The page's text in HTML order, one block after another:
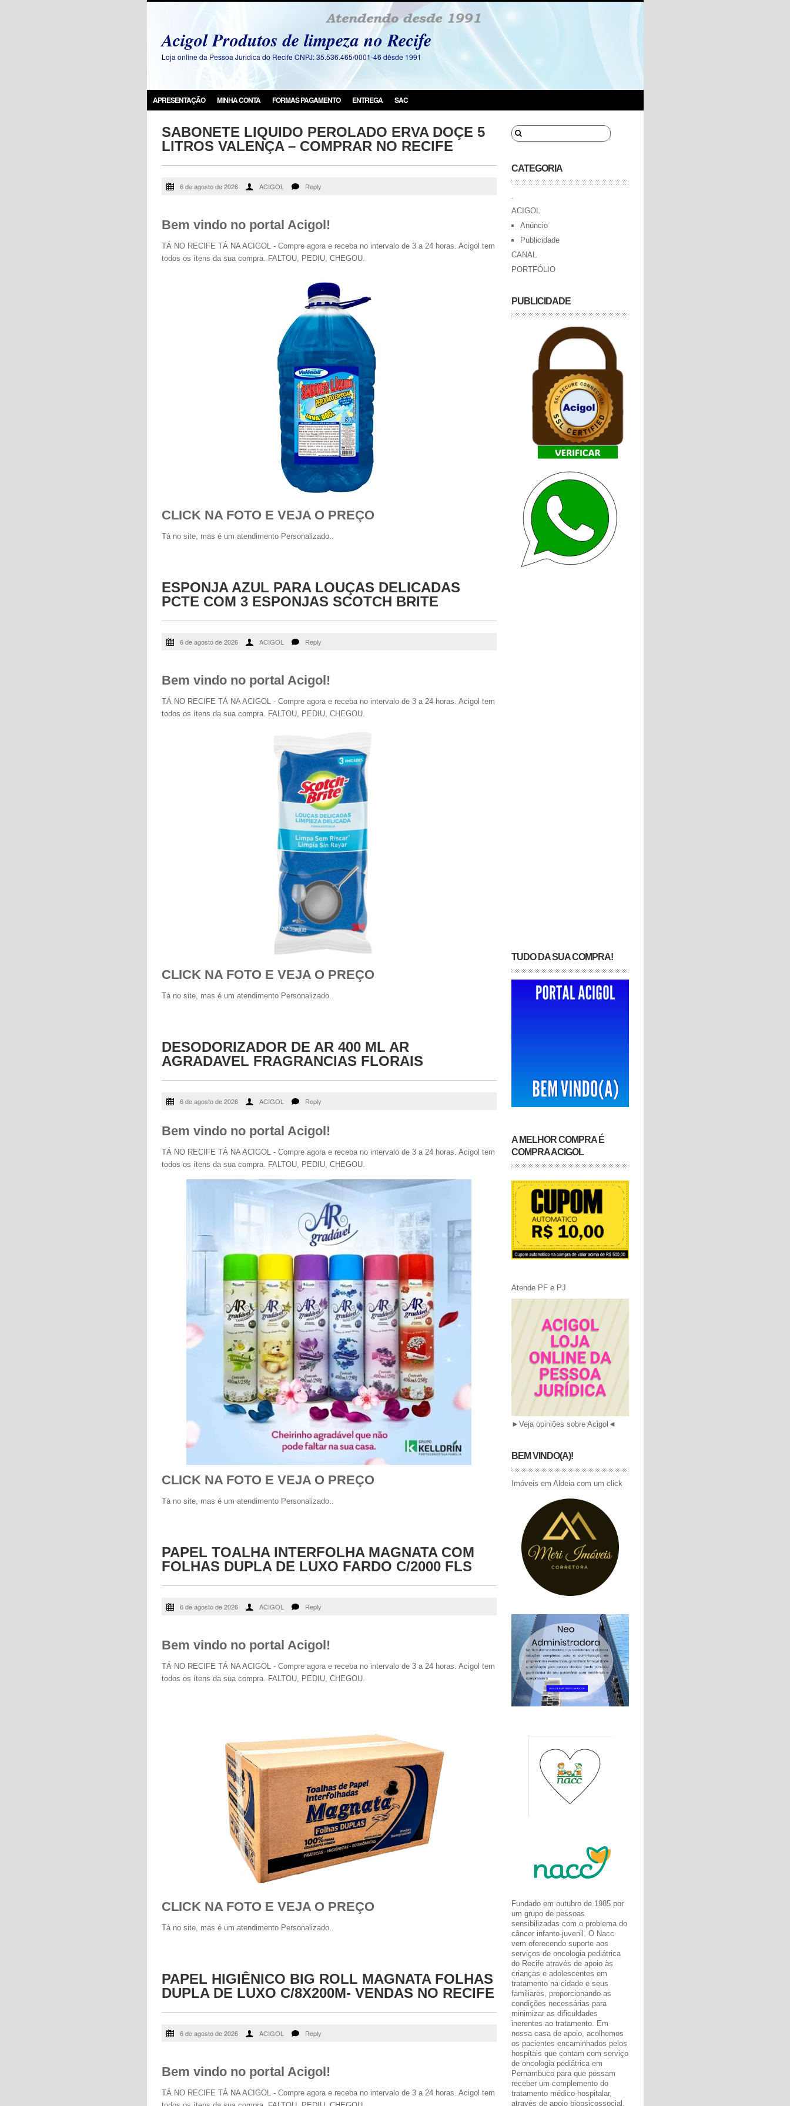
Acigol Produtos de limpeza no Recife
Loja online da Pessoa Juridica do Recife CNPJ: 35.536.465/0001-46 dêsde 1991
APRESENTAÇÃO MINHA CONTA FORMAS PAGAMENTO ENTREGA SAC
SABONETE LIQUIDO PEROLADO ERVA DOÇE 5
LITROS VALENÇA – COMPRAR NO RECIFE
6 de agosto de 2026 ACIGOL Reply
Bem vindo no portal Acigol!
TÁ NO RECIFE TÁ NA ACIGOL - Compre agora e receba no intervalo de 3 a 24 horas. Acigol tem
todos os ítens da sua compra. FALTOU, PEDIU, CHEGOU.
CLICK NA FOTO E VEJA O PREÇO
Tá no site, mas é um atendimento Personalizado..
ESPONJA AZUL PARA LOUÇAS DELICADAS
PCTE COM 3 ESPONJAS SCOTCH BRITE
6 de agosto de 2026 ACIGOL Reply
Bem vindo no portal Acigol!
TÁ NO RECIFE TÁ NA ACIGOL - Compre agora e receba no intervalo de 3 a 24 horas. Acigol tem
todos os ítens da sua compra. FALTOU, PEDIU, CHEGOU.
CLICK NA FOTO E VEJA O PREÇO
Tá no site, mas é um atendimento Personalizado..
DESODORIZADOR DE AR 400 ML AR
AGRADAVEL FRAGRANCIAS FLORAIS
6 de agosto de 2026 ACIGOL Reply
Bem vindo no portal Acigol!
TÁ NO RECIFE TÁ NA ACIGOL - Compre agora e receba no intervalo de 3 a 24 horas. Acigol tem
todos os ítens da sua compra. FALTOU, PEDIU, CHEGOU.
CLICK NA FOTO E VEJA O PREÇO
Tá no site, mas é um atendimento Personalizado..
PAPEL TOALHA INTERFOLHA MAGNATA COM
FOLHAS DUPLA DE LUXO FARDO C/2000 FLS
6 de agosto de 2026 ACIGOL Reply
Bem vindo no portal Acigol!
TÁ NO RECIFE TÁ NA ACIGOL - Compre agora e receba no intervalo de 3 a 24 horas. Acigol tem
todos os ítens da sua compra. FALTOU, PEDIU, CHEGOU.
CLICK NA FOTO E VEJA O PREÇO
Tá no site, mas é um atendimento Personalizado..
PAPEL HIGIÊNICO BIG ROLL MAGNATA FOLHAS
DUPLA DE LUXO C/8X200M- VENDAS NO RECIFE
6 de agosto de 2026 ACIGOL Reply
Bem vindo no portal Acigol!
TÁ NO RECIFE TÁ NA ACIGOL - Compre agora e receba no intervalo de 3 a 24 horas. Acigol tem
CATEGORIA
.
ACIGOL
Anúncio
Publicidade
CANAL
PORTFÓLIO
PUBLICIDADE
TUDO DA SUA COMPRA!
A MELHOR COMPRA É
COMPRA ACIGOL
Atende PF e PJ
► Veja opiniões sobre Acigol ◄
BEM VINDO(A)!
Imóveis em Aldeia com um click
Fundado em outubro de 1985 por
um grupo de pessoas
sensibilizadas com o problema do
câncer infanto-juvenil. O Nacc
vem oferecendo suporte aos
serviços de oncologia pediátrica
do Recife através de apoio às
crianças e adolescentes em
tratamento na cidade e seus
familiares, proporcionando as
condições necessárias para
minimizar as dificuldades
inerentes ao tratamento. Em
nossa casa de apoio, acolhemos
os pacientes encaminhados pelos
hospitais que contam com serviço
de oncologia pediátrica em
Pernambuco para que possam
receber um complemento do
tratamento médico-hospitalar,
através de apoio biopsicossocial,